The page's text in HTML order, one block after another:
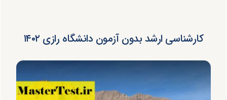
کارشناسی ارشد بدون آزمون دانشگاه رازی ۱۴۰۲